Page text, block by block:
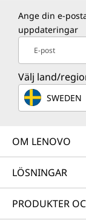
Sekretesskydd
Windows 11
Lenovo Vantage
Provversion av
McAfee®
Innehåll i
Lenovo IdeaPad
65 W nätadapter
Ange din e-
uppdateringar
E-post
Välj land/
SWEDEN
OM LENOVO
LÖSNINGAR
PRODUKTER